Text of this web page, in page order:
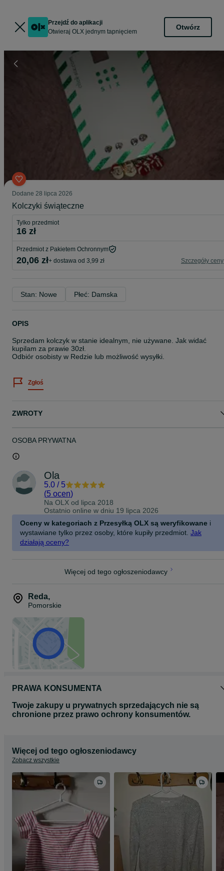
Przejdź do aplikacji
Otwieraj OLX jednym tapnięciem
Otwórz
Dodane 28 lipca 2026
Kolczyki świąteczne
Tylko przedmiot
16 zł
Przedmiot z Pakietem Ochronnym
20,06 zł+ dostawa od 3,99 zł Szczegóły ceny
Stan: Nowe Płeć: Damska
OPIS
Sprzedam kolczyk w stanie idealnym, nie używane. Jak widać
kupilam za prawie 30zł.
Odbiór osobisty w Redzie lub możliwość wysyłki.
Zgłoś
ZWROTY
OSOBA PRYWATNA
Ola
5.0 / 5
(5 ocen)
Na OLX od lipca 2018
Ostatnio online w dniu 19 lipca 2026
Oceny w kategoriach z Przesyłką OLX są weryfikowane i
wystawiane tylko przez osoby, które kupiły przedmiot. Jak
działają oceny?
Więcej od tego ogłoszeniodawcy
Reda,
Pomorskie
PRAWA KONSUMENTA
Twoje zakupy u prywatnych sprzedających nie są
chronione przez prawo ochrony konsumentów.
Więcej od tego ogłoszeniodawcy
Zobacz wszystkie